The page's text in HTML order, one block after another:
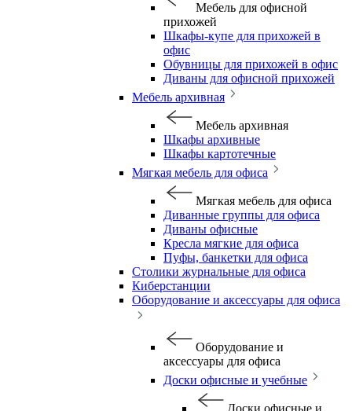
Мебель для офисной
прихожей
Шкафы-купе для прихожей в
офис
Обувницы для прихожей в офис
Диваны для офисной прихожей
Мебель архивная
Мебель архивная
Шкафы архивные
Шкафы картотечные
Мягкая мебель для офиса
Мягкая мебель для офиса
Диванные группы для офиса
Диваны офисные
Кресла мягкие для офиса
Пуфы, банкетки для офиса
Столики журнальные для офиса
Киберстанции
Оборудование и аксессуары для офиса
Оборудование и
аксессуары для офиса
Доски офисные и учебные
Доски офисные и